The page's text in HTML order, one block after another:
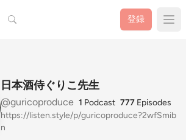
検索 登録
日本酒侍ぐりこ先生
@guricoproduce 1 Podcast 777 Episodes
https://listen.style/p/guricoproduce?2wfSmib
n